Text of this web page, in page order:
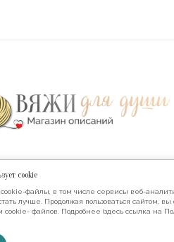
соц.сети
cookie
файлы, в том числе сервисы веб-
лучше. Продолжая пользоваться сайтом, вы
cookie- файлов. Подробнее (здесь ссылка на